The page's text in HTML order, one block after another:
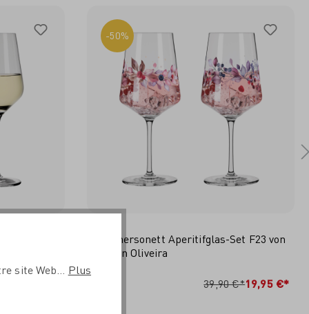
-50%
Sommersonett Aperitifglas-Set F23 von
Carolin Oliveira
39,90 €*19,95 €*
site Web... Plus